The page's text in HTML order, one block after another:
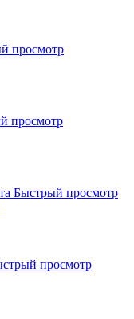
просмотр
просмотр
Быстрый просмотр
просмотр